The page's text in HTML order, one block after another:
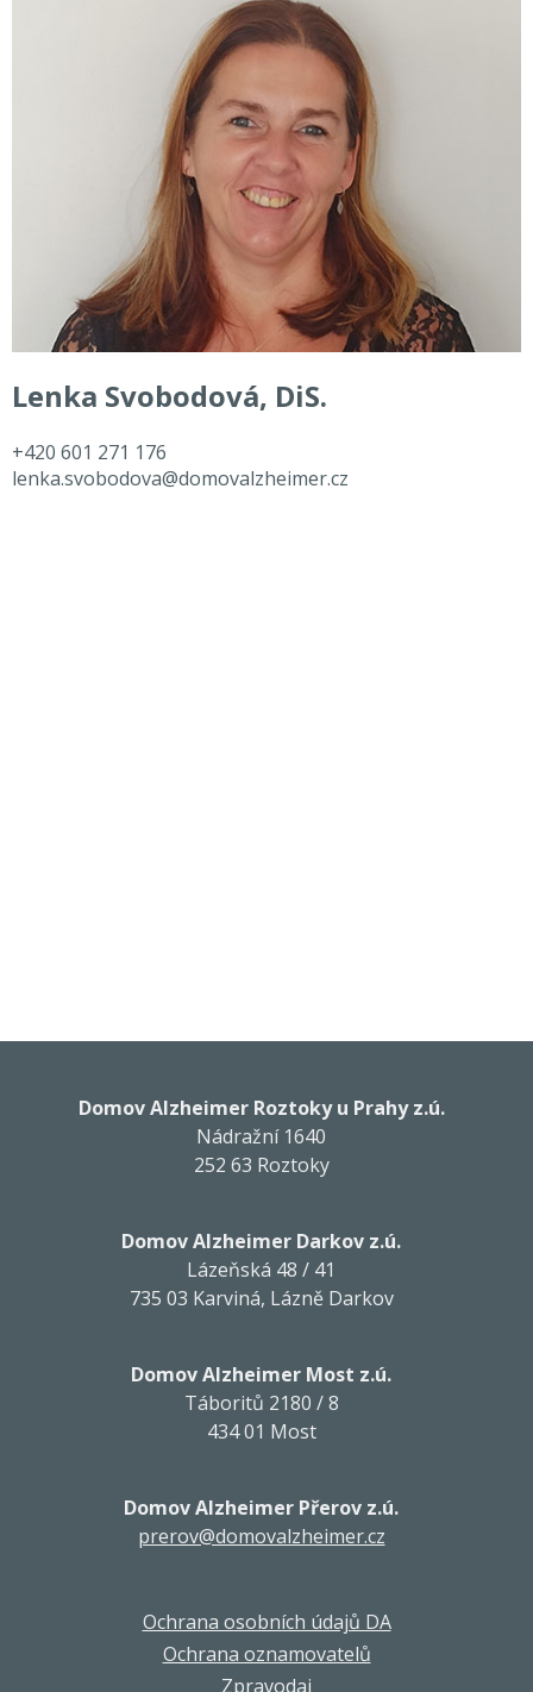
Lenka Svobodová, DiS.
+420 601 271 176
lenka.svobodova@domovalzheimer.cz
Domov Alzheimer Roztoky u Prahy z.ú.
Nádražní 1640
252 63 Roztoky
Domov Alzheimer Darkov z.ú.
Lázeňská 48 / 41
735 03 Karviná, Lázně Darkov
Domov Alzheimer Most z.ú.
Táboritů 2180 / 8
434 01 Most
Domov Alzheimer Přerov z.ú.
prerov@domovalzheimer.cz
Ochrana osobních údajů DA
Ochrana oznamovatelů
Zpravodaj